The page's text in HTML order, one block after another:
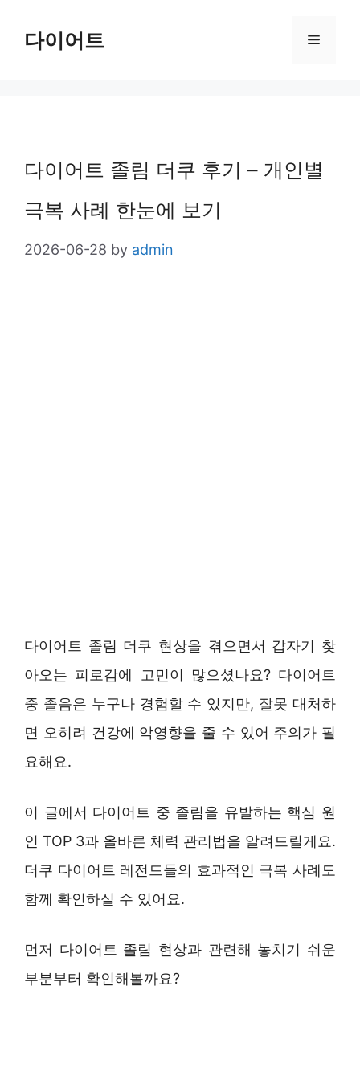
다이어트 Menu
다이어트 졸림 더쿠 후기 – 개인별
극복 사례 한눈에 보기
2026-06-28 by admin
다이어트 졸림 더쿠 현상을 겪으면서 갑자기 찾
아오는 피로감에 고민이 많으셨나요? 다이어트
중 졸음은 누구나 경험할 수 있지만, 잘못 대처하
면 오히려 건강에 악영향을 줄 수 있어 주의가 필
요해요.
이 글에서 다이어트 중 졸림을 유발하는 핵심 원
인 TOP 3과 올바른 체력 관리법을 알려드릴게요.
더쿠 다이어트 레전드들의 효과적인 극복 사례도
함께 확인하실 수 있어요.
먼저 다이어트 졸림 현상과 관련해 놓치기 쉬운
부분부터 확인해볼까요?